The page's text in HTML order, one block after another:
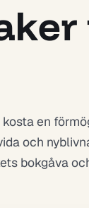
en
och
bokgåva